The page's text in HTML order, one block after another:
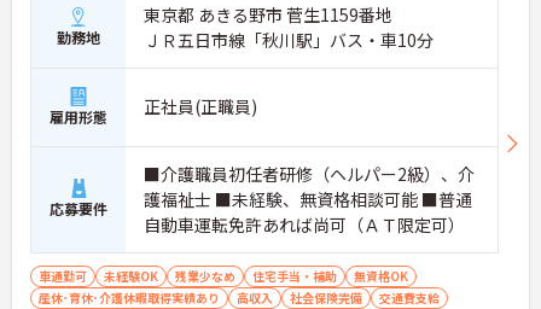
勤務地
東京都 あきる野市 菅生1159番地
ＪＲ五日市線「秋川駅」バス・車10分
雇用形態 正社員(正職員)
応募要件
■介護職員初任者研修（ヘルパー2級）、介
護福祉士 ■未経験、無資格相談可能 ■普通
自動車運転免許あれば尚可（ＡＴ限定可）
車通勤可 未経験OK 残業少なめ 住宅手当・補助
無資格OK
産休･育休･介護休暇取得実績あり
高収入 社会保険完備
交通費支給